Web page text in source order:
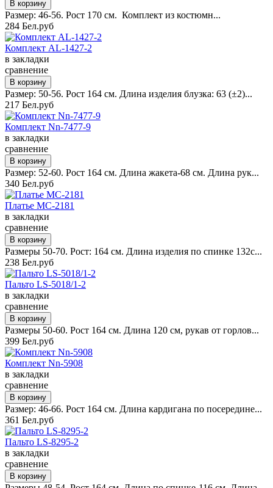
Размер: 46-56. Рост 170 см. Комплект из костюмн...
284 Бел.руб
Комплект AL-1427-2
в закладки
сравнение
Размер: 50-56. Рост 164 см. Длина изделия блузка: 63 (±2)...
217 Бел.руб
Комплект Nn-7477-9
в закладки
сравнение
Размер: 52-60. Рост 164 см. Длина жакета-68 см. Длина рук...
340 Бел.руб
Платье MC-2181
в закладки
сравнение
Размеры 50-70. Рост: 164 см. Длина изделия по спинке 132с...
238 Бел.руб
Пальто LS-5018/1-2
в закладки
сравнение
Размеры 50-60. Рост 164 см. Длина 120 см, рукав от горлов...
399 Бел.руб
Комплект Nn-5908
в закладки
сравнение
Размер: 46-66. Рост 164 см. Длина кардигана по посередине...
361 Бел.руб
Пальто LS-8295-2
в закладки
сравнение